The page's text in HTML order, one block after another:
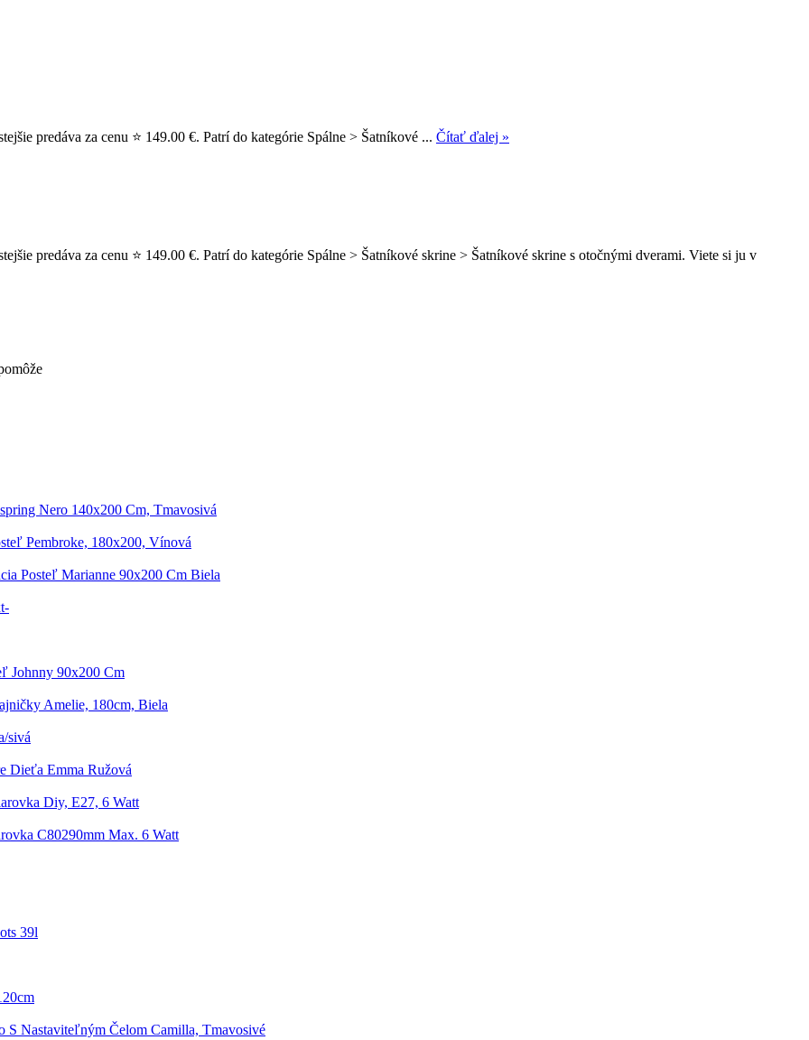
predáva za cenu ⭐ 149.00 €. Patrí do kategórie Spálne > Šatníkové ... Čítať ďalej »
predáva za cenu ⭐ 149.00 €. Patrí do kategórie Spálne > Šatníkové skrine > Šatníkové skrine s otočnými dverami. Viete si ju v
Nero 140x200 Cm, Tmavosivá
Pembroke, 180x200, Vínová
Posteľ Marianne 90x200 Cm Biela
Johnny 90x200 Cm
Amelie, 180cm, Biela
sivá
Dieťa Emma Ružová
Diy, E27, 6 Watt
C80290mm Max. 6 Watt
39l
S Nastaviteľným Čelom Camilla, Tmavosivé